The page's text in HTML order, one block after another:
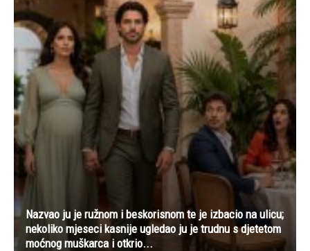
Nazvao ju je ružnom i beskorisnom te je izbacio na ulicu;
nekoliko mjeseci kasnije ugledao ju je trudnu s djetetom
moćnog muškarca i otkrio...